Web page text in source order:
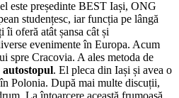
este președinte BEST Iași, ONG
studențesc, iar funcția pe lângă
îi oferă atât șansa cât și
evenimente în Europa. Acum
spre Cracovia. A ales metoda de
autostopul. El pleca din Iași și avea o
Polonia. După mai multe discuții,